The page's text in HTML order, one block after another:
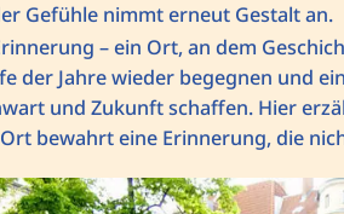
Gefühle nimmt erneut Gestalt an.
– ein Ort, an dem
der Jahre wieder begegnen und
und Zukunft schaffen. Hier
bewahrt eine Erinnerung, die